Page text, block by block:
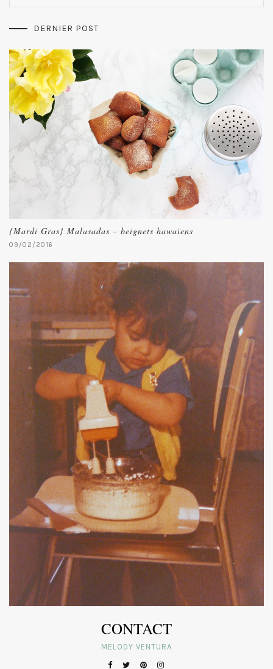
DERNIER POST
{Mardi Gras} Malasadas – beignets hawaïens
09/02/2016
CONTACT
MELODY VENTURA